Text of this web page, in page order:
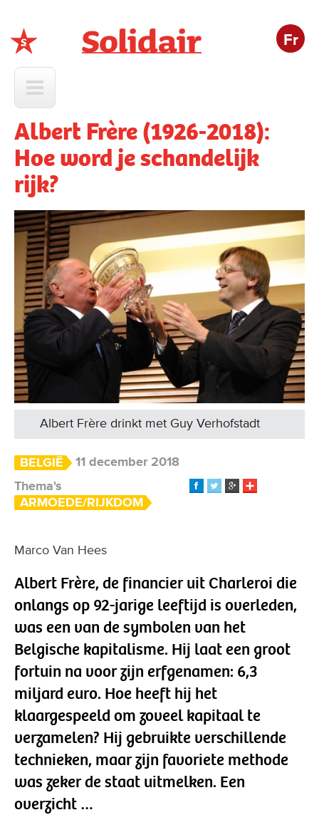
Fr
Albert Frère (1926-2018):
Hoe word je schandelijk
rijk?
Albert Frère drinkt met Guy Verhofstadt
BELGIË
11 december 2018
Thema's
ARMOEDE/RIJKDOM
Marco Van Hees
Albert Frère, de financier uit Charleroi die
onlangs op 92-jarige leeftijd is overleden,
was een van de symbolen van het
Belgische kapitalisme. Hij laat een groot
fortuin na voor zijn erfgenamen: 6,3
miljard euro. Hoe heeft hij het
klaargespeeld om zoveel kapitaal te
verzamelen? Hij gebruikte verschillende
technieken, maar zijn favoriete methode
was zeker de staat uitmelken. Een
overzicht …